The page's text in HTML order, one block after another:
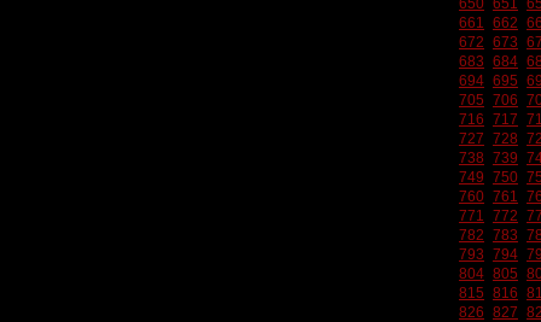
650 651
661 662
672 673
683 684
694 695
705 706
716 717
727 728
738 739
749 750
760 761
771 772
782 783
793 794
804 805
815 816
826 827